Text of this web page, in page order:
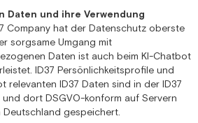
Daten und ihre Verwendung
Company hat der Datenschutz oberste
sorgsame Umgang mit
Daten ist auch beim KI-Chatbot
ID37 Persönlichkeitsprofile und
relevanten ID37 Daten sind in der ID37
und dort DSGVO-konform auf Servern
Deutschland gespeichert.